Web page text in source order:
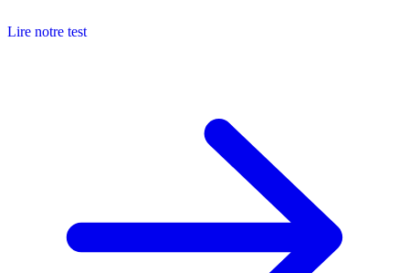
Lire notre test